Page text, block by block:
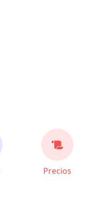
Precios